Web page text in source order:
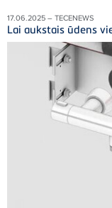
17.06.2025 – TECENEWS
Lai aukstais ūdens